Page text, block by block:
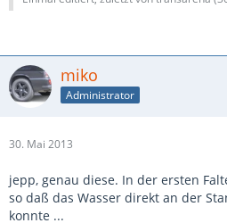
miko
Administrator
30. Mai 2013
jepp, genau diese. In der ersten
so daß das Wasser direkt an der
konnte ...